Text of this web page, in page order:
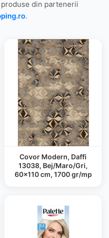
din partenerii
.
Covor Modern, Daffi
13038, Bej/Maro/Gri,
60x110 cm, 1700 gr/mp